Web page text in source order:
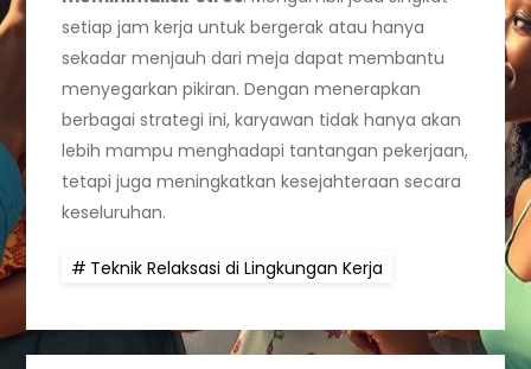
setiap jam kerja untuk bergerak atau hanya
sekadar menjauh dari meja dapat membantu
menyegarkan pikiran. Dengan menerapkan
berbagai strategi ini, karyawan tidak hanya akan
lebih mampu menghadapi tantangan pekerjaan,
tetapi juga meningkatkan kesejahteraan secara
keseluruhan.
Teknik Relaksasi di Lingkungan Kerja